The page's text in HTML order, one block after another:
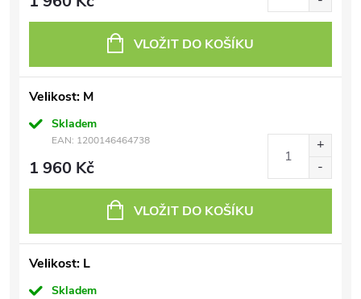
VLOŽIT DO KOŠÍKU
Velikost: M
Skladem
EAN: 1200146464738
1 960 Kč
VLOŽIT DO KOŠÍKU
Velikost: L
Skladem